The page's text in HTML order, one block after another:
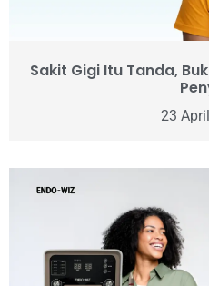
Sakit Gigi Itu Tanda,
23